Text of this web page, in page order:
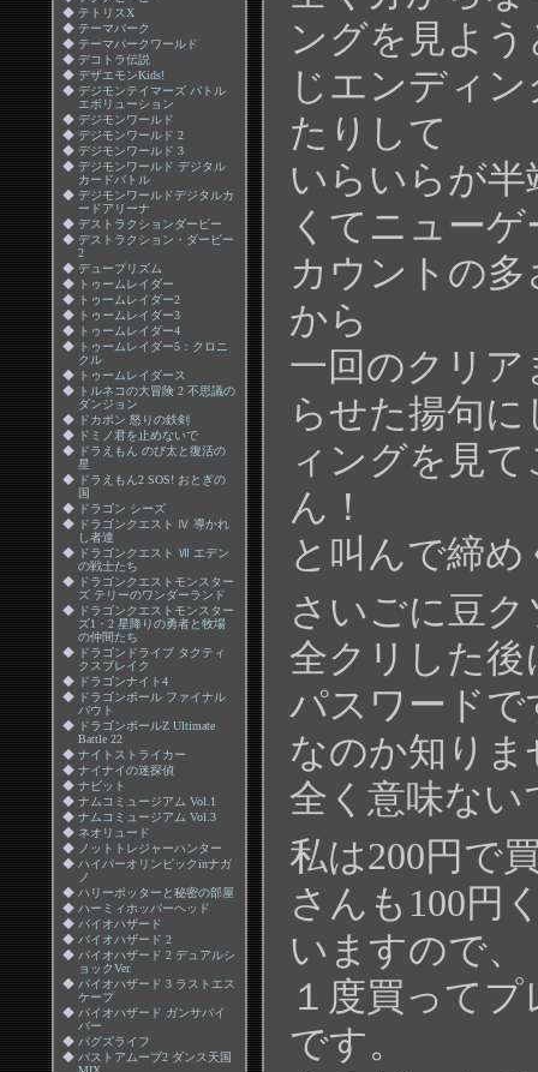
◆ テトリスX
◆ テーマパーク
◆ テーマパークワールド
◆ デコトラ伝説
◆ デザエモンKids!
◆ デジモンテイマーズ バトル
エボリューション
◆ デジモンワールド
◆ デジモンワールド 2
◆ デジモンワールド 3
◆ デジモンワールド デジタル
カードバトル
◆ デジモンワールドデジタルカ
ードアリーナ
◆ デストラクションダービー
◆ デストラクション・ダービー
2
◆ デュープリズム
◆ トゥームレイダー
◆ トゥームレイダー2
◆ トゥームレイダー3
◆ トゥームレイダー4
◆ トゥームレイダー5：クロニ
クル
◆ トゥームレイダース
◆ トルネコの大冒険 2 不思議の
ダンジョン
◆ ドカポン 怒りの鉄剣
◆ ドミノ君を止めないで
◆ ドラえもん のび太と復活の
星
◆ ドラえもん2 SOS! おとぎの
国
◆ ドラゴン シーズ
◆ ドラゴンクエスト Ⅳ 導かれ
し者達
◆ ドラゴンクエスト Ⅶ エデン
の戦士たち
◆ ドラゴンクエストモンスター
ズ テリーのワンダーランド
◆ ドラゴンクエストモンスター
ズ1・2 星降りの勇者と牧場
の仲間たち
◆ ドラゴンドライブ タクティ
クスブレイク
◆ ドラゴンナイト4
◆ ドラゴンボール ファイナル
バウト
◆ ドラゴンボールZ Ultimate
Battle 22
◆ ナイトストライカー
◆ ナイナイの迷探偵
◆ ナビット
◆ ナムコミュージアム Vol.1
◆ ナムコミュージアム Vol.3
◆ ネオリュード
◆ ノットトレジャーハンター
◆ ハイパーオリンピックinナガ
ノ
◆ ハリーポッターと秘密の部屋
◆ ハーミィホッパーヘッド
◆ バイオハザード
◆ バイオハザード 2
◆ バイオハザード 2 デュアルシ
ョックVer.
◆ バイオハザード 3 ラストエス
ケープ
◆ バイオハザード ガンサバイ
バー
◆ バグズライフ
◆ バストアムーブ2 ダンス天国
ングを見よ
じエンディ
たりして
いらいらが
くてニュー
カウントの
から
一回のクリ
らせた揚句
ィングを見
ん！
と叫んで締
さいごに豆
全クリした
パスワード
なのか知りま
全く意味ない
私は200円で
さんも100円
いますので、
１度買って
です。